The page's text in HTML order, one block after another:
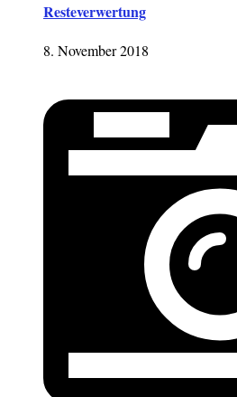
Resteverwertung
8. November 2018